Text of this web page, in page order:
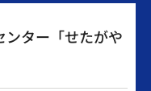
ンター「せたがや